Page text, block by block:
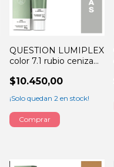
QUESTION LUMIPLEX
color 7.1 rubio ceniza
$10.450,00
¡Solo quedan2 en stock!